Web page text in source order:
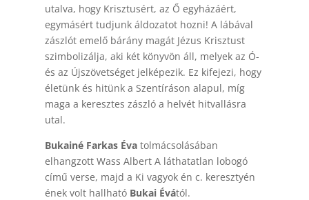
utalva, hogy Krisztusért, az Ő egyházáért,
egymásért tudjunk áldozatot hozni! A lábával
zászlót emelő bárány magát Jézus Krisztust
szimbolizálja, aki két könyvön áll, melyek az Ó-
és az Újszövetséget jelképezik. Ez kifejezi, hogy
életünk és hitünk a Szentíráson alapul, míg
maga a keresztes zászló a helvét hitvallásra
utal.
Bukainé Farkas Évatolmácsolásában
elhangzott Wass Albert A láthatatlan lobogó
című verse, majd a Ki vagyok én c. keresztyén
ének volt hallható Bukai Évától.